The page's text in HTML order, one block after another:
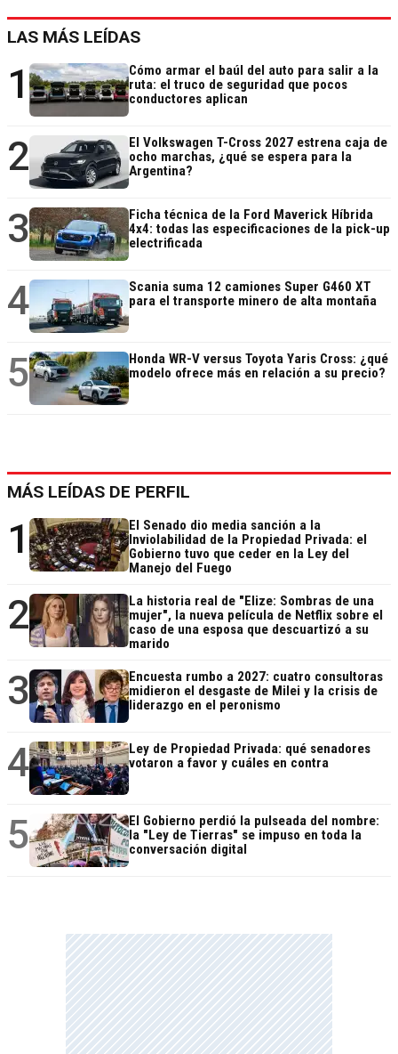
LAS MÁS LEÍDAS
1
Cómo armar el baúl del auto para salir a la
ruta: el truco de seguridad que pocos
conductores aplican
2
El Volkswagen T-Cross 2027 estrena caja de
ocho marchas, ¿qué se espera para la
Argentina?
3
Ficha técnica de la Ford Maverick Híbrida
4x4: todas las especificaciones de la pick-up
electrificada
4
Scania suma 12 camiones Super G460 XT
para el transporte minero de alta montaña
5
Honda WR-V versus Toyota Yaris Cross: ¿qué
modelo ofrece más en relación a su precio?
MÁS LEÍDAS DE PERFIL
1
El Senado dio media sanción a la
Inviolabilidad de la Propiedad Privada: el
Gobierno tuvo que ceder en la Ley del
Manejo del Fuego
2
La historia real de "Elize: Sombras de una
mujer", la nueva película de Netflix sobre el
caso de una esposa que descuartizó a su
marido
3
Encuesta rumbo a 2027: cuatro consultoras
midieron el desgaste de Milei y la crisis de
liderazgo en el peronismo
4
Ley de Propiedad Privada: qué senadores
votaron a favor y cuáles en contra
5
El Gobierno perdió la pulseada del nombre:
la "Ley de Tierras" se impuso en toda la
conversación digital